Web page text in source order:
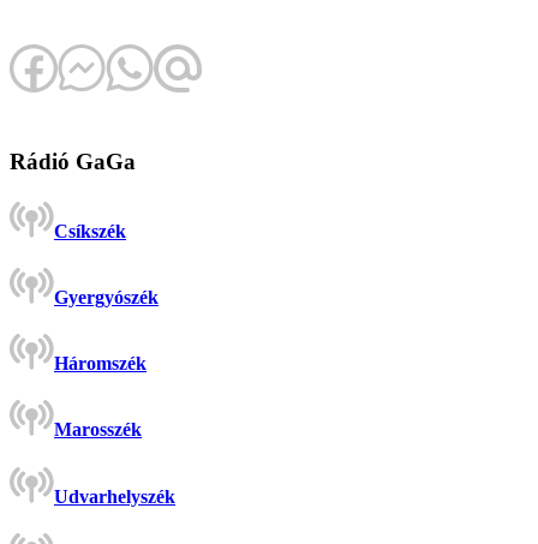
Rádió GaGa
Csíkszék
Gyergyószék
Háromszék
Marosszék
Udvarhelyszék